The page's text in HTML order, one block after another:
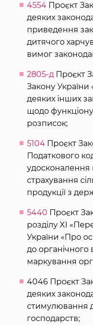
4554 Проєкт
деяких
приведення
дитячого
вимог
2805-д Проєкт
Закону України
деяких інших
щодо
розписок;
5104 Проєкт
Податкового
удосконалення
страхування
продукції з
5440 Проєкт
розділу XI
України «Про
до органічного
маркування
4046 Проєкт
деяких
стимулювання
господарств;